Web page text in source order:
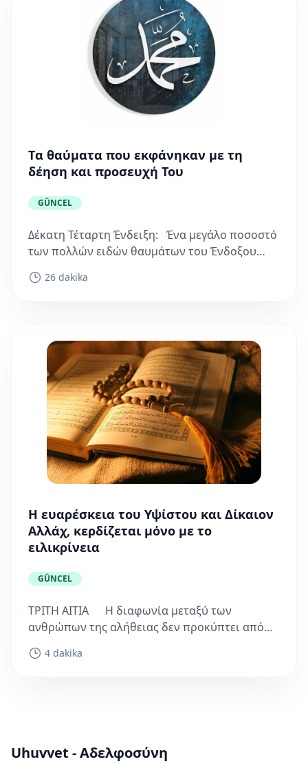
Tα θαύματα που εκφάνηκαν με τη
δέηση και προσευχή Του
GÜNCEL
Δέκατη Τέταρτη Ένδειξη: Ένα μεγάλο ποσοστό
των πολλών ειδών θαυμάτων του Ένδοξου
ειρήνη και οι...
26 dakika
Η ευαρέσκεια του Υψίστου και Δίκαιον
Αλλάχ, κερδίζεται μόνο με το
ειλικρίνεια
GÜNCEL
ΤΡΙΤΗ ΑΙΤΙΑ Η διαφωνία μεταξύ των
ανθρώπων της αλήθειας δεν προκύπτει από
ενότητα...
4 dakika
Uhuvvet - Αδελφοσύνη